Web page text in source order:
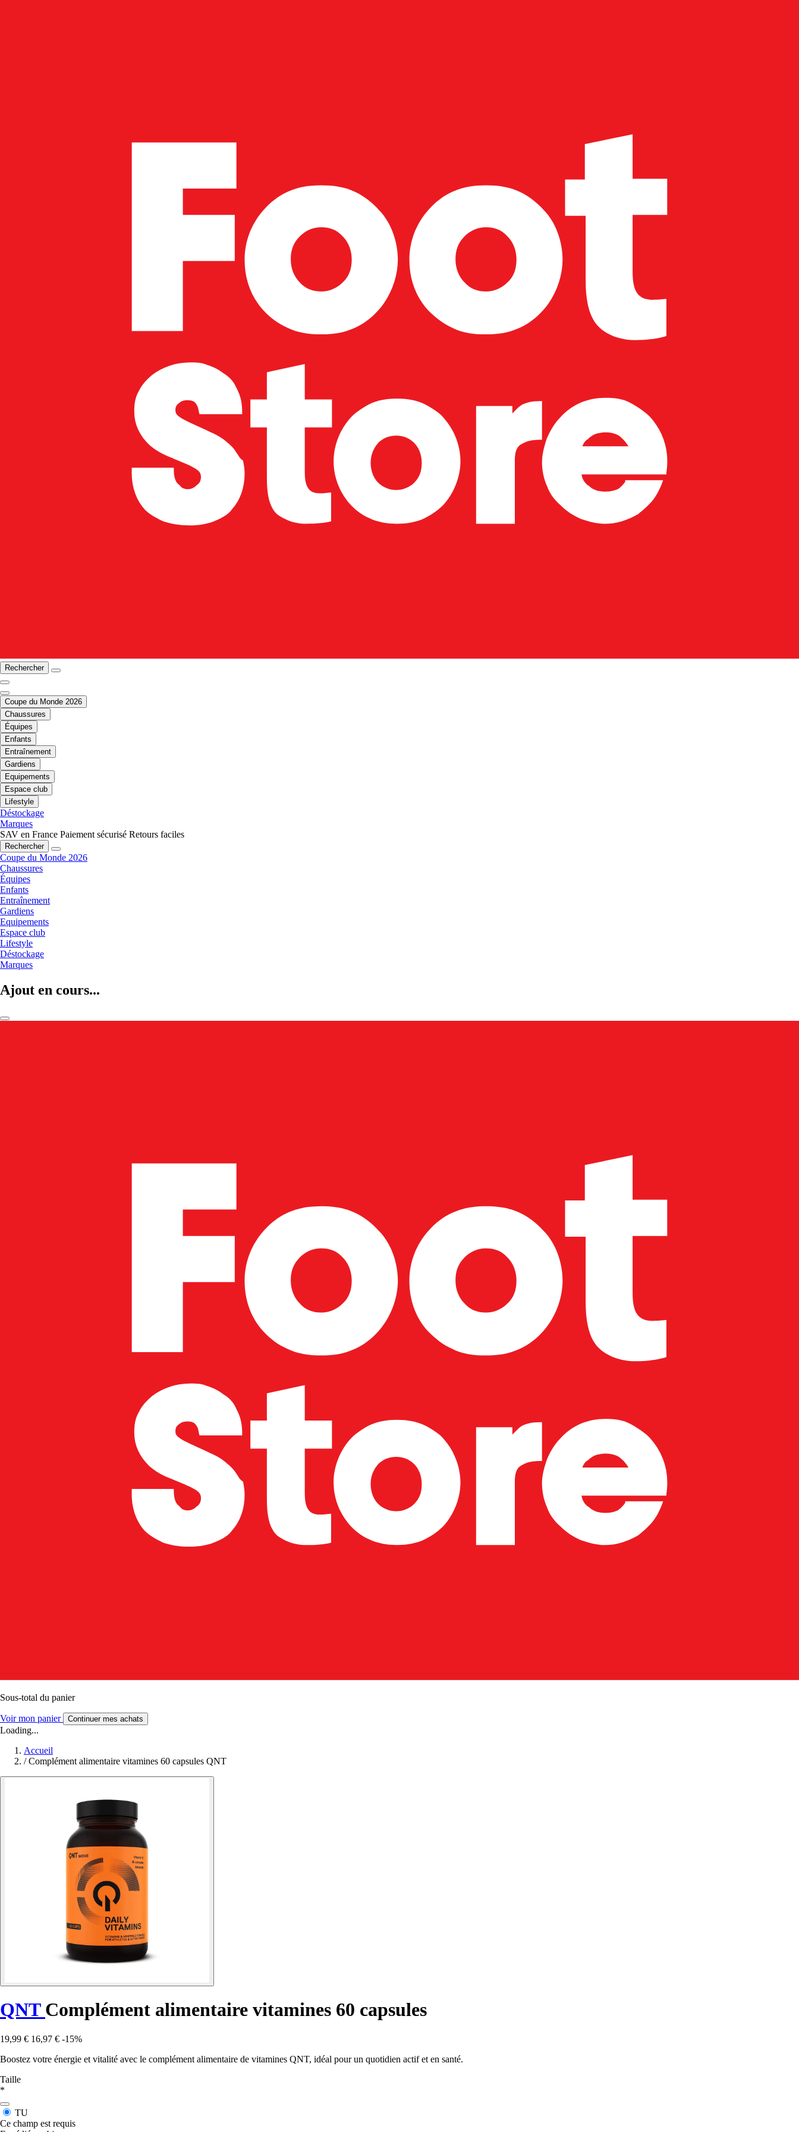
Rechercher
Coupe du Monde 2026
Chaussures
Équipes
Enfants
Entraînement
Gardiens
Equipements
Espace club
Lifestyle
Déstockage
Marques
SAV en France Paiement sécurisé Retours faciles
Rechercher
Coupe du Monde 2026
Chaussures
Équipes
Enfants
Entraînement
Gardiens
Equipements
Espace club
Lifestyle
Déstockage
Marques
Ajout en cours...
Sous-total du panier
Voir mon panier Continuer mes achats
Loading...
Accueil
/ Complément alimentaire vitamines 60 capsules QNT
QNT Complément alimentaire vitamines 60 capsules
19,99 € 16,97 € -15%
Boostez votre énergie et vitalité avec le complément alimentaire de vitamines QNT, idéal pour un quotidien actif et en santé.
Taille
*
TU
Ce champ est requis